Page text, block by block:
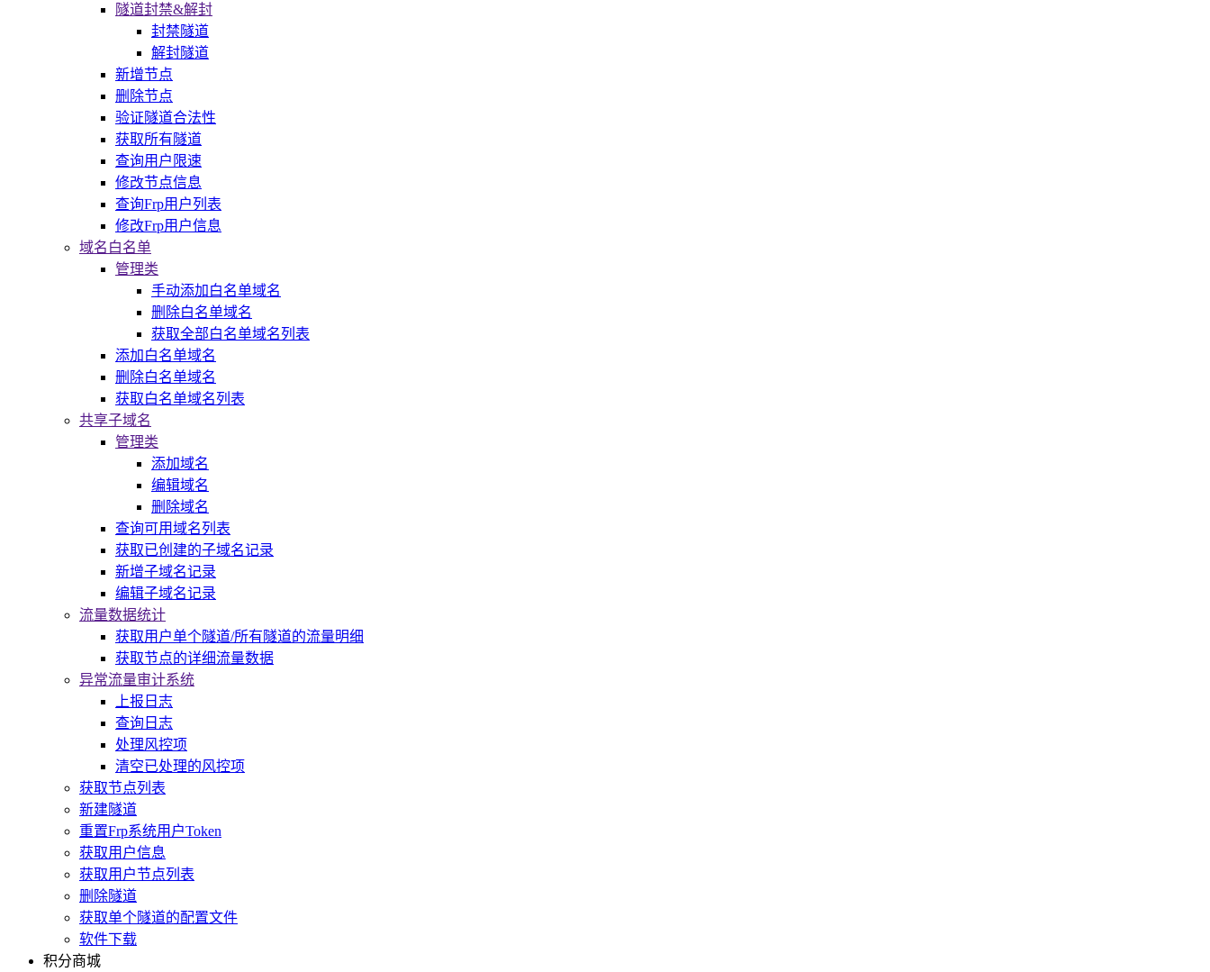
隧道封禁&解封
封禁隧道
解封隧道
新增节点
删除节点
验证隧道合法性
获取所有隧道
查询用户限速
修改节点信息
查询Frp用户列表
修改Frp用户信息
域名白名单
管理类
手动添加白名单域名
删除白名单域名
获取全部白名单域名列表
添加白名单域名
删除白名单域名
获取白名单域名列表
共享子域名
管理类
添加域名
编辑域名
删除域名
查询可用域名列表
获取已创建的子域名记录
新增子域名记录
编辑子域名记录
流量数据统计
获取用户单个隧道/所有隧道的流量明细
获取节点的详细流量数据
异常流量审计系统
上报日志
查询日志
处理风控项
清空已处理的风控项
获取节点列表
新建隧道
重置Frp系统用户Token
获取用户信息
获取用户节点列表
删除隧道
获取单个隧道的配置文件
软件下载
积分商城